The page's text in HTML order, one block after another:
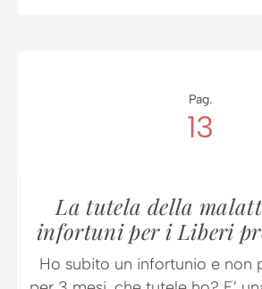
Pag.
13
La tutela della
infortuni per i Liberi
Ho subito un infortunio e non